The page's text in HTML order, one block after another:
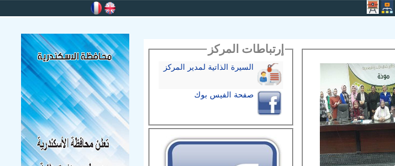
إرتباطات المركز
السيرة الذاتية لمدير المركز
صفحة الفيس بوك